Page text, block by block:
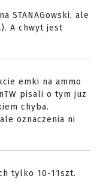
STANAGowski, ale
A chwyt jest
emki na ammo
pisali o tym juz
chyba.
oznaczenia ni
tylko 10-11szt.